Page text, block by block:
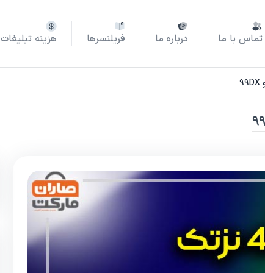
تماس با ما درباره ما فریلنسرها هزینه تبلیغات